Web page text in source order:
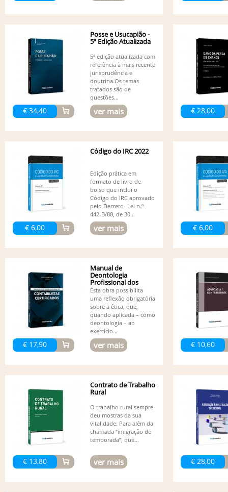
€ 34,40
Posse e Usucapião -
5ª Edição Atualizada
5ª edição atualizada com
referência à mais recente
jurisprudência e
doutrina.Os temas
tratados são de
questões...
ver mais € 28,00
€ 6,00
Código do IRC 2022
Edição prática em
formato de livro de
bolso que inclui o
Código do IRC aprovado
pelo Decreto- Lei n.º
442-B/88, de 30...
ver mais € 6,00
€ 17,90
Manual de
Deontologia
Profissional dos
Contabilistas...
Esta obra possibilita
uma reflexão obrigatória
sobre a ética, que,
quando aplicada – como
deontologia – ao
exercício...
ver mais € 10,60
€ 13,80
Contrato de Trabalho
Rural
O trabalho rural sempre
deu mostras da sua
vitalidade. Para além da
chamada “imigração de
temporada”, que...
ver mais € 28,00